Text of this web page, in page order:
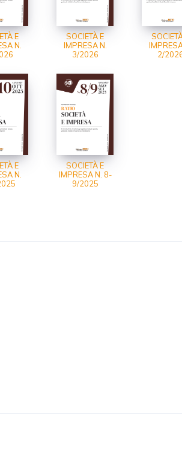
E
N.
SOCIETÀ E
IMPRESA N.
3/2026
2/
E
N.
SOCIETÀ E
IMPRESA N. 8-
9/2025